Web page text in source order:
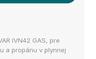
IVN42 GAS, pre
a propánu v plynnej